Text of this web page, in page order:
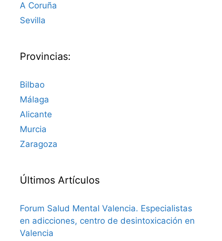
A Coruña
Sevilla
Provincias:
Bilbao
Málaga
Alicante
Murcia
Zaragoza
Últimos Artículos
Forum Salud Mental Valencia. Especialistas
en adicciones, centro de desintoxicación en
Valencia